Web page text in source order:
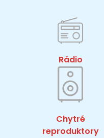
Rádio
Chytré
reproduktory